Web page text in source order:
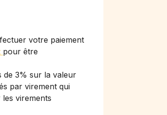
votre paiement
pour être
de 3% sur la valeur
par virement qui
virements